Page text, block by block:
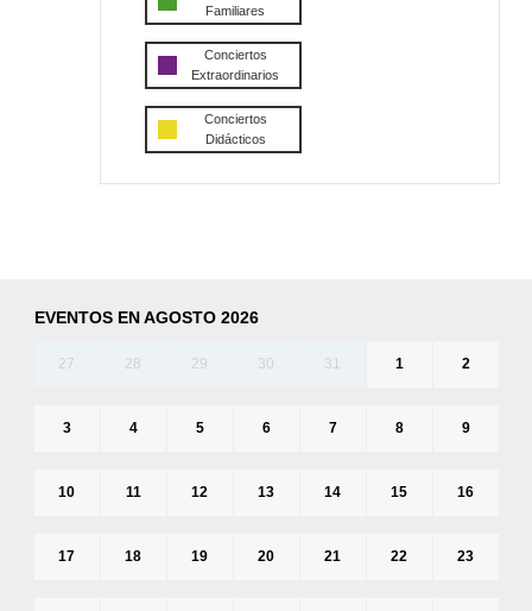
Familiares
Conciertos
Extraordinarios
Conciertos
Didácticos
EVENTOS EN AGOSTO 2026
27 28 29 30 31 1 2
3 4 5 6 7 8 9
10 11 12 13 14 15 16
17 18 19 20 21 22 23